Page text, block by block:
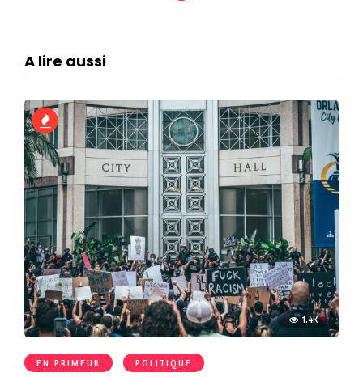
A lire aussi
1.4K
EN PRIMEUR POLITIQUE